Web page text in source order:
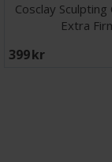
Cosclay Sculpting
Extra
399 SEK